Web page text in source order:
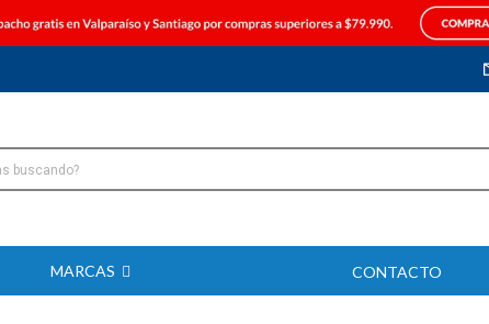
MARCAS CONTACTO